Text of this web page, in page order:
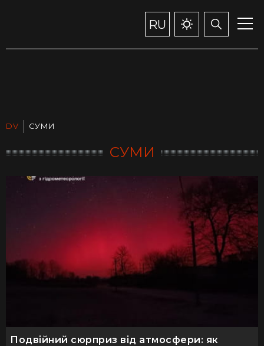
RU
DV СУМИ
СУМИ
Подвійний сюрприз від атмосфери: як